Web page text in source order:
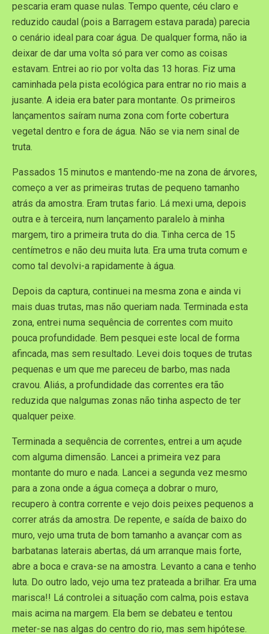
pescaria eram quase nulas. Tempo quente, céu claro e
reduzido caudal (pois a Barragem estava parada) parecia
o cenário ideal para coar água. De qualquer forma, não ia
deixar de dar uma volta só para ver como as coisas
estavam. Entrei ao rio por volta das 13 horas. Fiz uma
caminhada pela pista ecológica para entrar no rio mais a
jusante. A ideia era bater para montante. Os primeiros
lançamentos saíram numa zona com forte cobertura
vegetal dentro e fora de água. Não se via nem sinal de
truta.
Passados 15 minutos e mantendo-me na zona de árvores,
começo a ver as primeiras trutas de pequeno tamanho
atrás da amostra. Eram trutas fario. Lá mexi uma, depois
outra e à terceira, num lançamento paralelo à minha
margem, tiro a primeira truta do dia. Tinha cerca de 15
centímetros e não deu muita luta. Era uma truta comum e
como tal devolvi-a rapidamente à água.
Depois da captura, continuei na mesma zona e ainda vi
mais duas trutas, mas não queriam nada. Terminada esta
zona, entrei numa sequência de correntes com muito
pouca profundidade. Bem pesquei este local de forma
afincada, mas sem resultado. Levei dois toques de trutas
pequenas e um que me pareceu de barbo, mas nada
cravou. Aliás, a profundidade das correntes era tão
reduzida que nalgumas zonas não tinha aspecto de ter
qualquer peixe.
Terminada a sequência de correntes, entrei a um açude
com alguma dimensão. Lancei a primeira vez para
montante do muro e nada. Lancei a segunda vez mesmo
para a zona onde a água começa a dobrar o muro,
recupero à contra corrente e vejo dois peixes pequenos a
correr atrás da amostra. De repente, e saída de baixo do
muro, vejo uma truta de bom tamanho a avançar com as
barbatanas laterais abertas, dá um arranque mais forte,
abre a boca e crava-se na amostra. Levanto a cana e tenho
luta. Do outro lado, vejo uma tez prateada a brilhar. Era uma
marisca!! Lá controlei a situação com calma, pois estava
mais acima na margem. Ela bem se debateu e tentou
meter-se nas algas do centro do rio, mas sem hipótese.